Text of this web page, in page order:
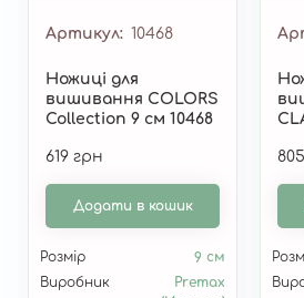
Артикул 10468
Ножиці для
вишивання COLORS
Collection 9 см 10468
619 грн
Додати в кошик
Розмір
9 см
Виробник
Premax
см